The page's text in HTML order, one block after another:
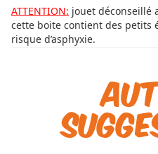
ATTENTION: jouet déconseillé
cette boite contient des petits
risque d’asphyxie.